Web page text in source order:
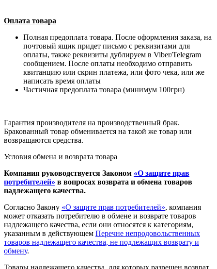
Оплата товара
Полная предоплата товара. После оформления заказа, на
почтовый ящик придет письмо с реквизитами для
оплаты, также реквизиты дублируем в Viber/Telegram
сообщением. После оплаты необходимо отправить
квитанцию или скрин платежа, или фото чека, или же
написать время оплаты
Частичная предоплата товара (минимум 100грн)
Гарантия производителя на производственный брак.
Бракованный товар обменивается на такой же товар или
возвращаются средства.
Условия обмена и возврата товара
Компания руководствуется Законом «О защите прав
потребителей» в вопросах возврата и обмена товаров
надлежащего качества.
Согласно Закону «О защите прав потребителей», компания
может отказать потребителю в обмене и возврате товаров
надлежащего качества, если они относятся к категориям,
указанным в действующем Перечне непродовольственных
товаров надлежащего качества, не подлежащих возврату и
обмену.
Товары надлежащего качества, для которых разрешен возврат